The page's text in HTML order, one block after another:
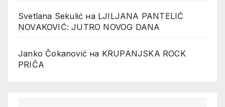
Svetlana Sekulić на LJILJANA PANTELIĆ
NOVAKOVIĆ: JUTRO NOVOG DANA
Janko Čokanović на KRUPANJSKA ROCK
PRIČA